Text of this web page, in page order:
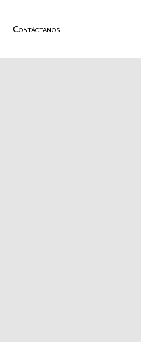
Contáctanos